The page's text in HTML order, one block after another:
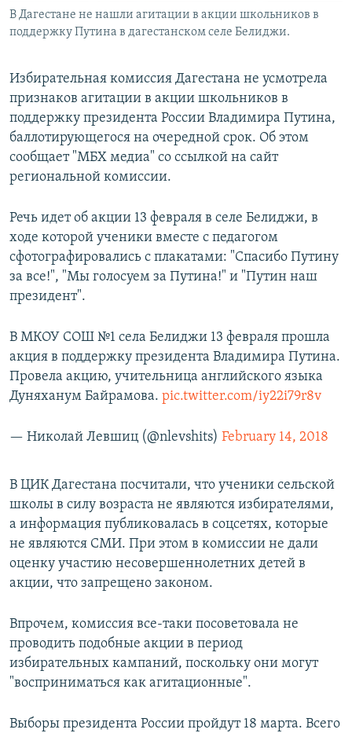
В Дагестане не нашли агитации в акции школьников в
поддержку Путина в дагестанском селе Белиджи.
Избирательная комиссия Дагестана не усмотрела
признаков агитации в акции школьников в
поддержку президента России Владимира Путина,
баллотирующегося на очередной срок. Об этом
сообщает "МБХ медиа" со ссылкой на сайт
региональной комиссии.
Речь идет об акции 13 февраля в селе Белиджи, в
ходе которой ученики вместе с педагогом
сфотографировались с плакатами: "Спасибо Путину
за все!", "Мы голосуем за Путина!" и "Путин наш
президент".
В МКОУ СОШ №1 села Белиджи 13 февраля прошла
акция в поддержку президента Владимира Путина.
Провела акцию, учительница английского языка
Дуняханум Байрамова. pic.twitter.com/iy22i79r8v
— Николай Левшиц (@nlevshits) February 14, 2018
В ЦИК Дагестана посчитали, что ученики сельской
школы в силу возраста не являются избирателями,
а информация публиковалась в соцсетях, которые
не являются СМИ. При этом в комиссии не дали
оценку участию несовершеннолетних детей в
акции, что запрещено законом.
Впрочем, комиссия все-таки посоветовала не
проводить подобные акции в период
избирательных кампаний, поскольку они могут
"восприниматься как агитационные".
Выборы президента России пройдут 18 марта. Всего